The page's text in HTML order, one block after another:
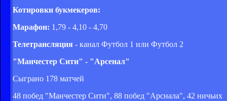
Котировки букмекеров:
Марафон: 1,79 - 4,10 - 4,70
Телетрансляция - канал Футбол 1 или Футбол 2
"Манчестер Сити" - "Арсенал"
Сыграно 178 матчей
48 побед "Манчестер Сити", 88 побед "Арснала", 42 ничьих